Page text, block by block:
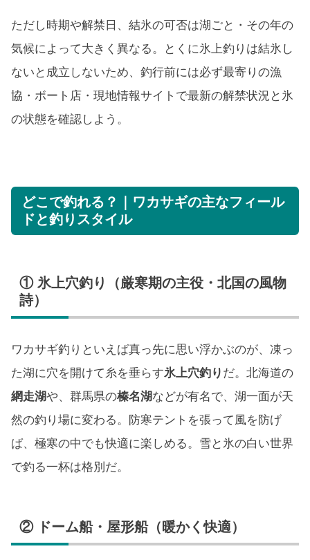
ただし時期や解禁日、結氷の可否は湖ごと・その年の
気候によって大きく異なる。とくに氷上釣りは結氷し
ないと成立しないため、釣行前には必ず最寄りの漁
協・ボート店・現地情報サイトで最新の解禁状況と氷
の状態を確認しよう。
どこで釣れる？｜ワカサギの主なフィール
ドと釣りスタイル
① 氷上穴釣り（厳寒期の主役・北国の風物
詩）
ワカサギ釣りといえば真っ先に思い浮かぶのが、凍っ
た湖に穴を開けて糸を垂らす氷上穴釣り だ。北海道の
網走湖や、群馬県の榛名湖などが有名で、湖一面が天
然の釣り場に変わる。防寒テントを張って風を防げ
ば、極寒の中でも快適に楽しめる。雪と氷の白い世界
で釣る一杯は格別だ。
② ドーム船・屋形船（暖かく快適）